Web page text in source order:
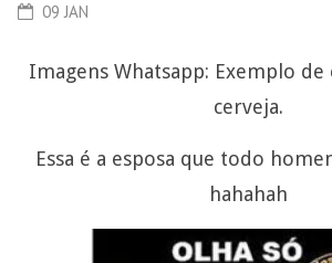
09 JAN
Imagens Whatsapp: Exemplo de
cerveja.
Essa é a esposa que todo
hahahah